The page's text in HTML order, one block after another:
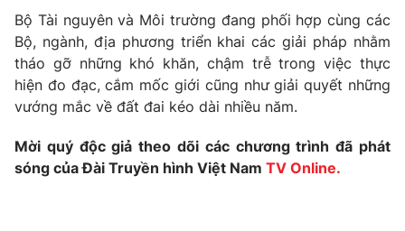
Góc doanh nghiệp
Truyền hình
Phim VTV
Hậu trường
Khán giả
Giải trí
Điện ảnh
Âm nhạc
Du lịch
Giáo dục
Bộ Tài nguyên và Môi trường đang phối hợp cùng các
Bộ, ngành, địa phương triển khai các giải pháp nhằm
tháo gỡ những khó khăn, chậm trễ trong việc thực
hiện đo đạc, cắm mốc giới cũng như giải quyết những
vướng mắc về đất đai kéo dài nhiều năm.
Mời quý độc giả theo dõi các chương trình đã phát
sóng của Đài Truyền hình Việt Nam TV Online.